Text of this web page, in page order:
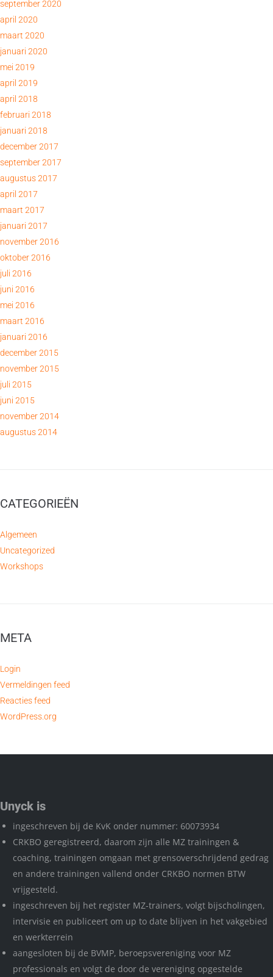
september 2020
april 2020
maart 2020
januari 2020
mei 2019
april 2019
april 2018
februari 2018
januari 2018
december 2017
september 2017
augustus 2017
april 2017
maart 2017
januari 2017
november 2016
oktober 2016
juli 2016
juni 2016
mei 2016
maart 2016
januari 2016
december 2015
november 2015
juli 2015
juni 2015
november 2014
augustus 2014
CATEGORIEËN
Algemeen
Uncategorized
Workshops
META
Login
Vermeldingen feed
Reacties feed
WordPress.org
Unyck is
ingeschreven bij de KvK onder nummer: 60073934
CRKBO geregistreerd, daarom zijn alle MZ trainingen &
coaching, trainingen omgaan met grensoverschrijdend gedrag
en andere trainingen vallend onder CRKBO normen BTW
vrijgesteld.
ingeschreven bij het register MZ-trainers, volgt bijscholingen,
intervisie en publiceert om up to date blijven in het vakgebied
en werkterrein
aangesloten bij de BVMP, beroepsvereniging voor MZ
professionals en volgt de door de vereniging opgestelde